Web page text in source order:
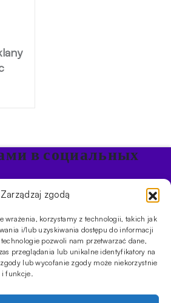
Zarządzaj zgodą
wrażenia, korzystamy z technologii, takich jak
i/lub uzyskiwania dostępu do informacji
pozwoli nam przetwarzać dane,
przeglądania lub unikalne identyfikatory na
lub wycofanie zgody może niekorzystnie
i funkcje.
в социальных
в Кальяне
Продукты безникотиновые
работы магазина